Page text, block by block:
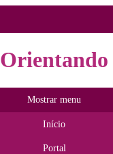
Orientando
Mostrar menu
Início
Portal